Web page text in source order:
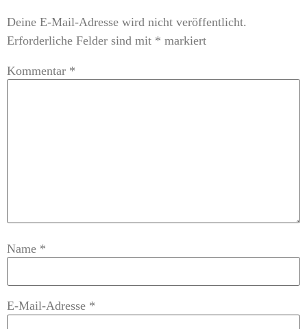
Deine E-Mail-Adresse wird nicht veröffentlicht.
Erforderliche Felder sind mit * markiert
Kommentar *
Name *
E-Mail-Adresse *